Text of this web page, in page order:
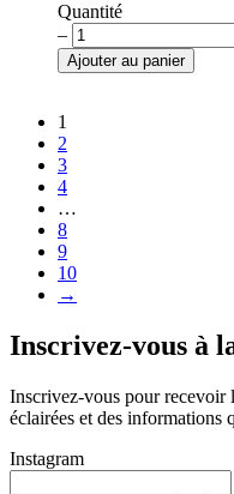
Quantité
quantité
de
Ensemble
pique-
nique
RAUTSTER
en
et
jatoba,
640mm
–
Ajouter au panier
1
2
3
4
…
8
9
10
→
Inscrivez-vous à
Inscrivez-vous pour recevoir
éclairées et des informations
Instagram